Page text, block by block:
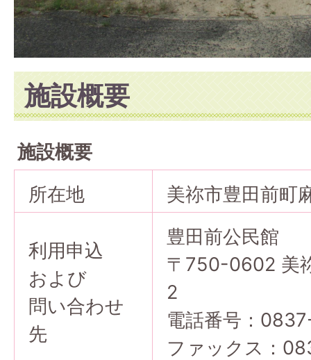
施設概要
施設概要
所在地
美祢市豊田前町
利用申込
および
問い合わせ
先
豊田前公民館
〒750-0602 美
2
電話番号：
ファックス：